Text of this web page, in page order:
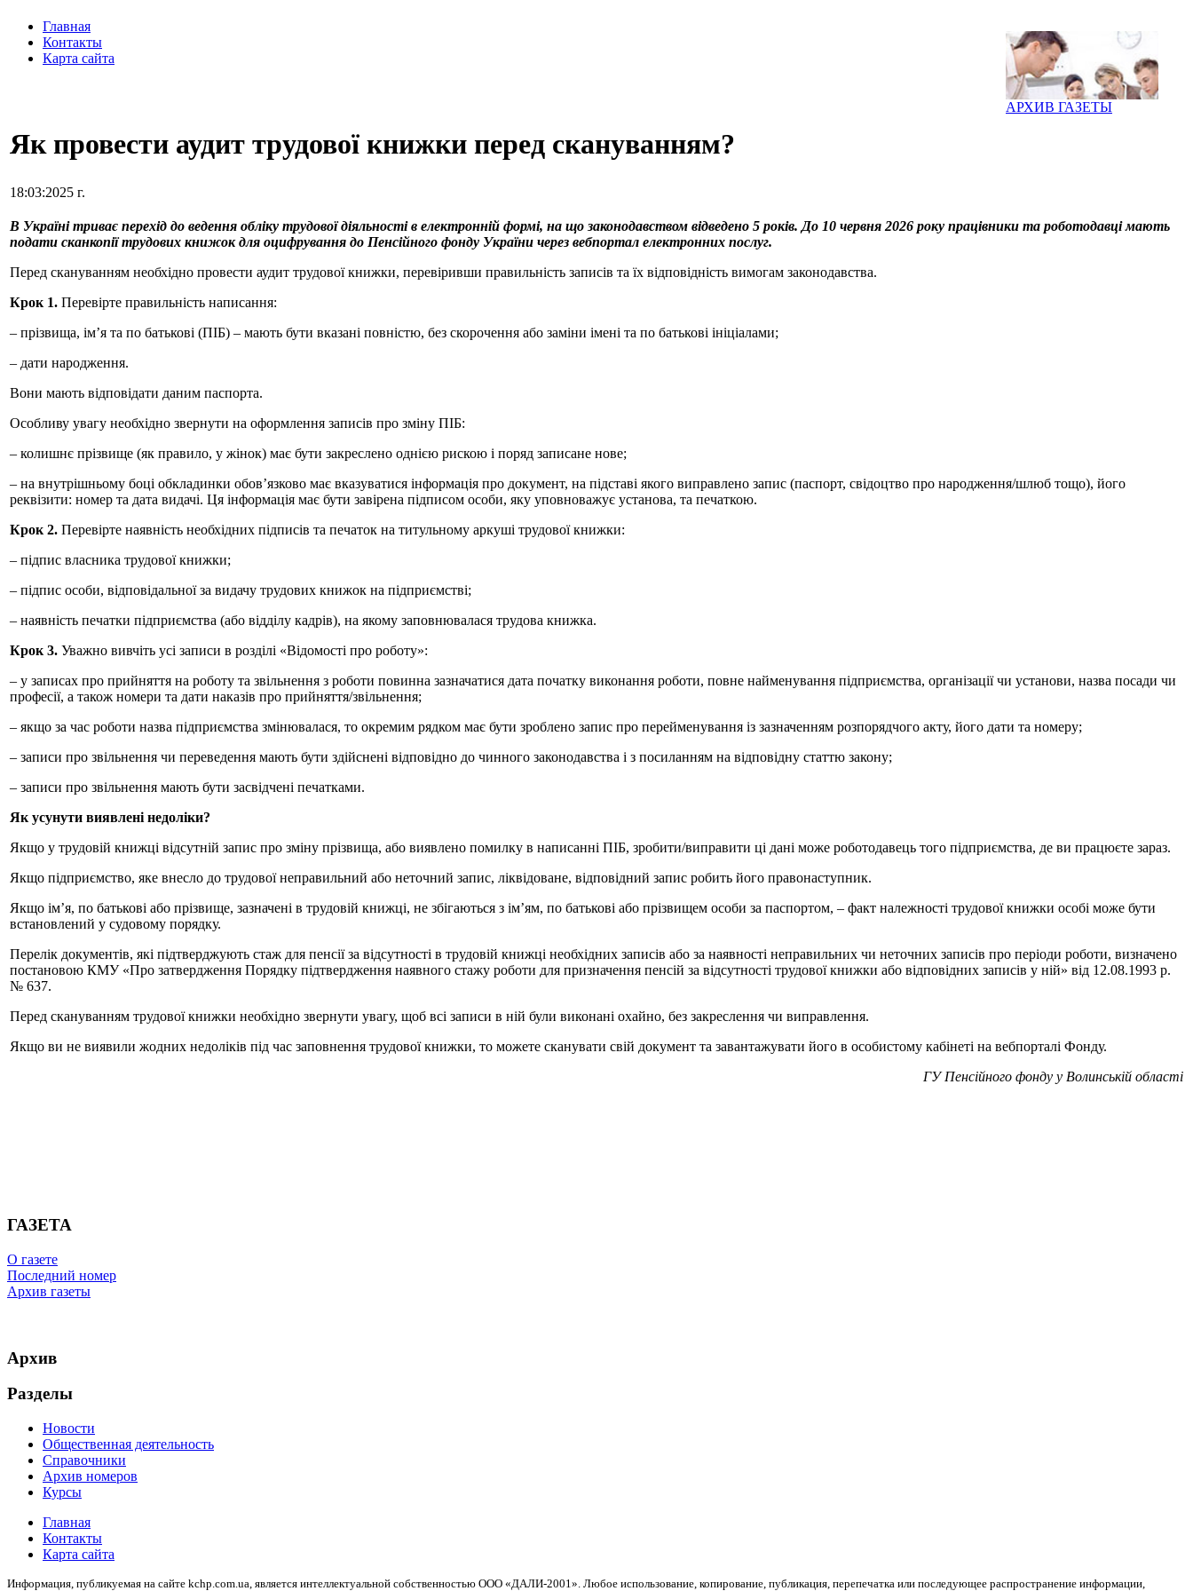
АРХИВ ГАЗЕТЫ
Главная
Контакты
Карта сайта
Як провести аудит трудової книжки перед скануванням?
18:03:2025 г.
В Україні триває перехід до ведення обліку трудової діяльності в електронній формі, на що законодавством відведено 5 років. До 10 червня 2026 року працівники та роботодавці мають
подати сканкопії трудових книжок для оцифрування до Пенсійного фонду України через вебпортал електронних послуг.
Перед скануванням необхідно провести аудит трудової книжки, перевіривши правильність записів та їх відповідність вимогам законодавства.
Крок 1. Перевірте правильність написання:
– прізвища, ім’я та по батькові (ПІБ) – мають бути вказані повністю, без скорочення або заміни імені та по батькові ініціалами;
– дати народження.
Вони мають відповідати даним паспорта.
Особливу увагу необхідно звернути на оформлення записів про зміну ПІБ:
– колишнє прізвище (як правило, у жінок) має бути закреслено однією рискою і поряд записане нове;
– на внутрішньому боці обкладинки обов’язково має вказуватися інформація про документ, на підставі якого виправлено запис (паспорт, свідоцтво про народження/шлюб тощо), його
реквізити: номер та дата видачі. Ця інформація має бути завірена підписом особи, яку уповноважує установа, та печаткою.
Крок 2. Перевірте наявність необхідних підписів та печаток на титульному аркуші трудової книжки:
– підпис власника трудової книжки;
– підпис особи, відповідальної за видачу трудових книжок на підприємстві;
– наявність печатки підприємства (або відділу кадрів), на якому заповнювалася трудова книжка.
Крок 3. Уважно вивчіть усі записи в розділі «Відомості про роботу»:
– у записах про прийняття на роботу та звільнення з роботи повинна зазначатися дата початку виконання роботи, повне найменування підприємства, організації чи установи, назва посади чи
професії, а також номери та дати наказів про прийняття/звільнення;
– якщо за час роботи назва підприємства змінювалася, то окремим рядком має бути зроблено запис про перейменування із зазначенням розпорядчого акту, його дати та номеру;
– записи про звільнення чи переведення мають бути здійснені відповідно до чинного законодавства і з посиланням на відповідну статтю закону;
– записи про звільнення мають бути засвідчені печатками.
Як усунути виявлені недоліки?
Якщо у трудовій книжці відсутній запис про зміну прізвища, або виявлено помилку в написанні ПІБ, зробити/виправити ці дані може роботодавець того підприємства, де ви працюєте зараз.
Якщо підприємство, яке внесло до трудової неправильний або неточний запис, ліквідоване, відповідний запис робить його правонаступник.
Якщо ім’я, по батькові або прізвище, зазначені в трудовій книжці, не збігаються з ім’ям, по батькові або прізвищем особи за паспортом, – факт належності трудової книжки особі може бути
встановлений у судовому порядку.
Перелік документів, які підтверджують стаж для пенсії за відсутності в трудовій книжці необхідних записів або за наявності неправильних чи неточних записів про періоди роботи, визначено
постановою КМУ «Про затвердження Порядку підтвердження наявного стажу роботи для призначення пенсій за відсутності трудової книжки або відповідних записів у ній» від 12.08.1993 р.
№ 637.
Перед скануванням трудової книжки необхідно звернути увагу, щоб всі записи в ній були виконані охайно, без закреслення чи виправлення.
Якщо ви не виявили жодних недоліків під час заповнення трудової книжки, то можете сканувати свій документ та завантажувати його в особистому кабінеті на вебпорталі Фонду.
ГУ Пенсійного фонду у Волинській області
ГАЗЕТА
О газете
Последний номер
Архив газеты
Архив
Разделы
Новости
Общественная деятельность
Справочники
Архив номеров
Курсы
Главная
Контакты
Карта сайта
Информация, публикуемая на сайте kchp.com.ua, является интеллектуальной собственностью ООО «ДАЛИ-2001». Любое использование, копирование, публикация, перепечатка или последующее распространение информации,